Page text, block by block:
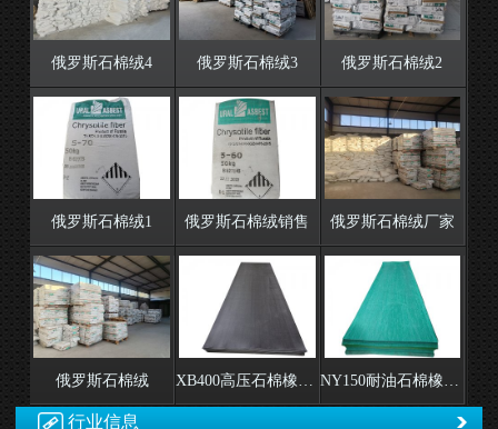
俄罗斯石棉绒4 俄罗斯石棉绒3 俄罗斯石棉绒2
俄罗斯石棉绒1 俄罗斯石棉绒销售 俄罗斯石棉绒厂家
俄罗斯石棉绒
行业信息